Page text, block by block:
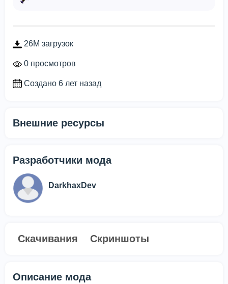
26M загрузок
0 просмотров
Создано 6 лет назад
Внешние ресурсы
Разработчики мода
DarkhaxDev
Скачивания Скриншоты
Описание мода